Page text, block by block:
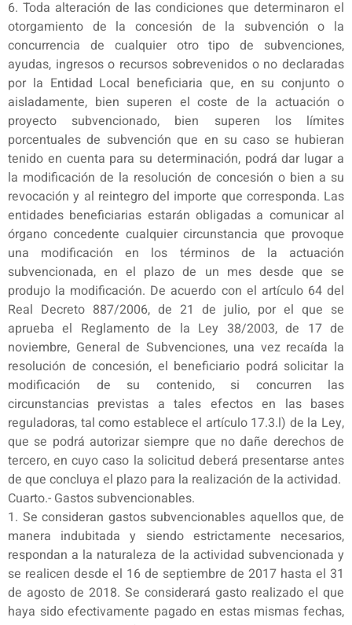
6. Toda alteración de las condiciones que determinaron el
otorgamiento de la concesión de la subvención o la
concurrencia de cualquier otro tipo de subvenciones,
ayudas, ingresos o recursos sobrevenidos o no declaradas
por la Entidad Local beneficiaria que, en su conjunto o
aisladamente, bien superen el coste de la actuación o
proyecto subvencionado, bien superen los límites
porcentuales de subvención que en su caso se hubieran
tenido en cuenta para su determinación, podrá dar lugar a
la modificación de la resolución de concesión o bien a su
revocación y al reintegro del importe que corresponda. Las
entidades beneficiarias estarán obligadas a comunicar al
órgano concedente cualquier circunstancia que provoque
una modificación en los términos de la actuación
subvencionada, en el plazo de un mes desde que se
produjo la modificación. De acuerdo con el artículo 64 del
Real Decreto 887/2006, de 21 de julio, por el que se
aprueba el Reglamento de la Ley 38/2003, de 17 de
noviembre, General de Subvenciones, una vez recaída la
resolución de concesión, el beneficiario podrá solicitar la
modificación de su contenido, si concurren las
circunstancias previstas a tales efectos en las bases
reguladoras, tal como establece el artículo 17.3.l) de la Ley,
que se podrá autorizar siempre que no dañe derechos de
tercero, en cuyo caso la solicitud deberá presentarse antes
de que concluya el plazo para la realización de la actividad.
Cuarto.- Gastos subvencionables.
1. Se consideran gastos subvencionables aquellos que, de
manera indubitada y siendo estrictamente necesarios,
respondan a la naturaleza de la actividad subvencionada y
se realicen desde el 16 de septiembre de 2017 hasta el 31
de agosto de 2018. Se considerará gasto realizado el que
haya sido efectivamente pagado en estas mismas fechas,